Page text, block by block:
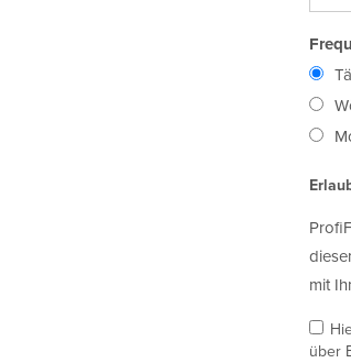
mit
über